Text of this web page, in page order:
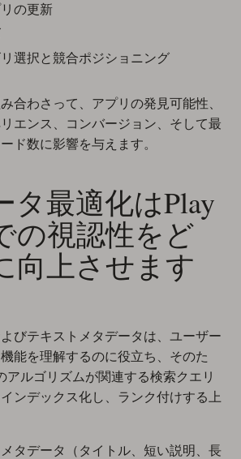
の更新
選択と競合ポジショニング
合わさって、アプリの発見可能性、
エンス、コンバージョン、そして最
ド数に影響を与えます。
タ最適化はPlay
の視認性をど
向上させます
びテキストメタデータは、ユーザー
能を理解するのに役立ち、そのた
アルゴリズムが関連する検索クエリ
ンデックス化し、ランク付けする上
タデータ（タイトル、短い説明、長